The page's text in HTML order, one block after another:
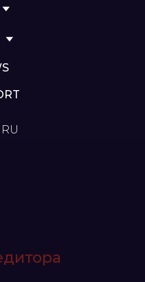
RU